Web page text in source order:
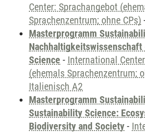
Center: Sprachangebot
Sprachenzentrum; ohne CPs)
Masterprogramm
Science - International
(ehemals Sprachenzentrum;
Italienisch A2
Masterprogramm
Sustainability Science:
Biodiversity and Society -